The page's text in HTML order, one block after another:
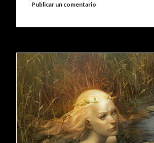
Publicar un comentario